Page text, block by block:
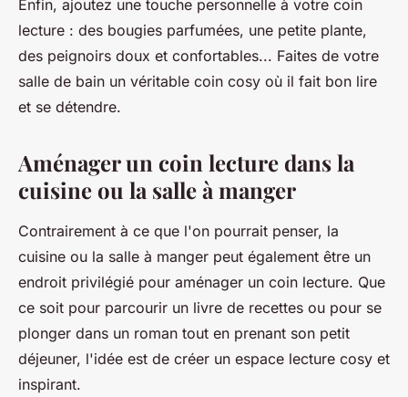
Enfin, ajoutez une touche personnelle à votre coin
lecture : des bougies parfumées, une petite plante,
des peignoirs doux et confortables... Faites de votre
salle de bain un véritable coin cosy où il fait bon lire
et se détendre.
Aménager un coin lecture dans la
cuisine ou la salle à manger
Contrairement à ce que l'on pourrait penser, la
cuisine ou la salle à manger peut également être un
endroit privilégié pour aménager un coin lecture. Que
ce soit pour parcourir un livre de recettes ou pour se
plonger dans un roman tout en prenant son petit
déjeuner, l'idée est de créer un espace lecture cosy et
inspirant.